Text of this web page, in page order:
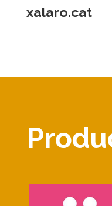
xalaro.cat